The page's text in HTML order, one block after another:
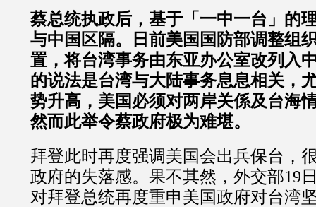
蔡总统执政后，基于「一中一台」的
与中国区隔。日前美国国防部调整组
置，将台湾事务由东亚办公室改列入
的说法是台湾与大陆事务息息相关，
势升高，美国必须对两岸关係及台海
然而此举令蔡政府极为难堪。
拜登此时再度强调美国会出兵保台，
政府的失落感。果不其然，外交部19
对拜登总统再度重申美国政府对台湾